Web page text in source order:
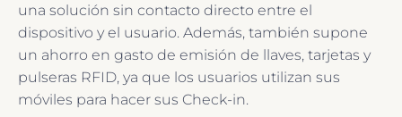
una solución sin contacto directo entre el
dispositivo y el usuario. Además, también supone
un ahorro en gasto de emisión de llaves, tarjetas y
pulseras RFID, ya que los usuarios utilizan sus
móviles para hacer sus Check-in.